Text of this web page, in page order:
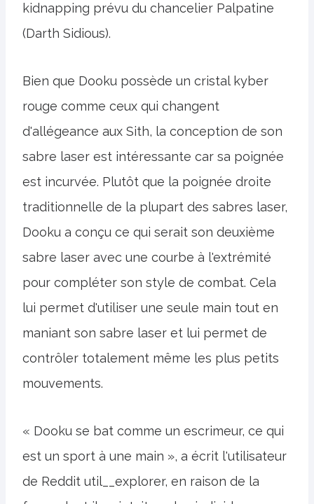
kidnapping prévu du chancelier Palpatine
(Darth Sidious).
Bien que Dooku possède un cristal kyber
rouge comme ceux qui changent
d'allégeance aux Sith, la conception de son
sabre laser est intéressante car sa poignée
est incurvée. Plutôt que la poignée droite
traditionnelle de la plupart des sabres laser,
Dooku a conçu ce qui serait son deuxième
sabre laser avec une courbe à l'extrémité
pour compléter son style de combat. Cela
lui permet d'utiliser une seule main tout en
maniant son sabre laser et lui permet de
contrôler totalement même les plus petits
mouvements.
« Dooku se bat comme un escrimeur, ce qui
est un sport à une main », a écrit l'utilisateur
de Reddit util__explorer, en raison de la